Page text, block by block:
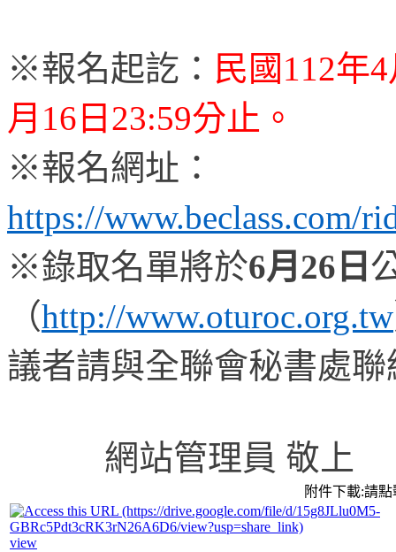
※報名起訖： 民國 112年4
月 16 日 23:59分止。
※報名網址：
https://www.beclass.com/
※錄取名單將於6月 26 日
（http://www.oturoc.org.tw
議者請與全聯會秘書處聯
網站管理員 敬上
附件下載:請
view